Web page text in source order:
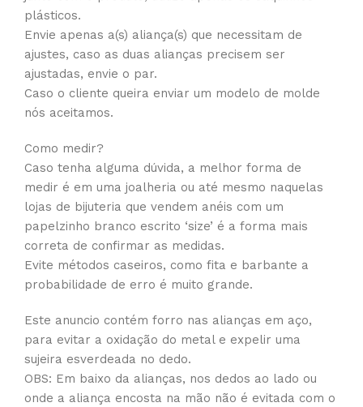
plásticos.
Envie apenas a(s) aliança(s) que necessitam de
ajustes, caso as duas alianças precisem ser
ajustadas, envie o par.
Caso o cliente queira enviar um modelo de molde
nós aceitamos.
Como medir?
Caso tenha alguma dúvida, a melhor forma de
medir é em uma joalheria ou até mesmo naquelas
lojas de bijuteria que vendem anéis com um
papelzinho branco escrito ‘size’ é a forma mais
correta de confirmar as medidas.
Evite métodos caseiros, como fita e barbante a
probabilidade de erro é muito grande.
Este anuncio contém forro nas alianças em aço,
para evitar a oxidação do metal e expelir uma
sujeira esverdeada no dedo.
OBS: Em baixo da alianças, nos dedos ao lado ou
onde a aliança encosta na mão não é evitada com o